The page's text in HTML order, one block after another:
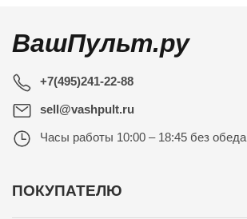
ВашПульт.ру
+7(495)241-22-88
sell@vashpult.ru
Часы работы 10:00 – 18:45 без обеда
ПОКУПАТЕЛЮ